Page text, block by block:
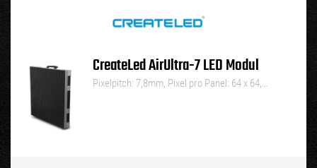
CreateLed AirUltra-7 LED Modul
Pixelpitch: 7,8mm, Pixel pro Panel: 64 x 64,…